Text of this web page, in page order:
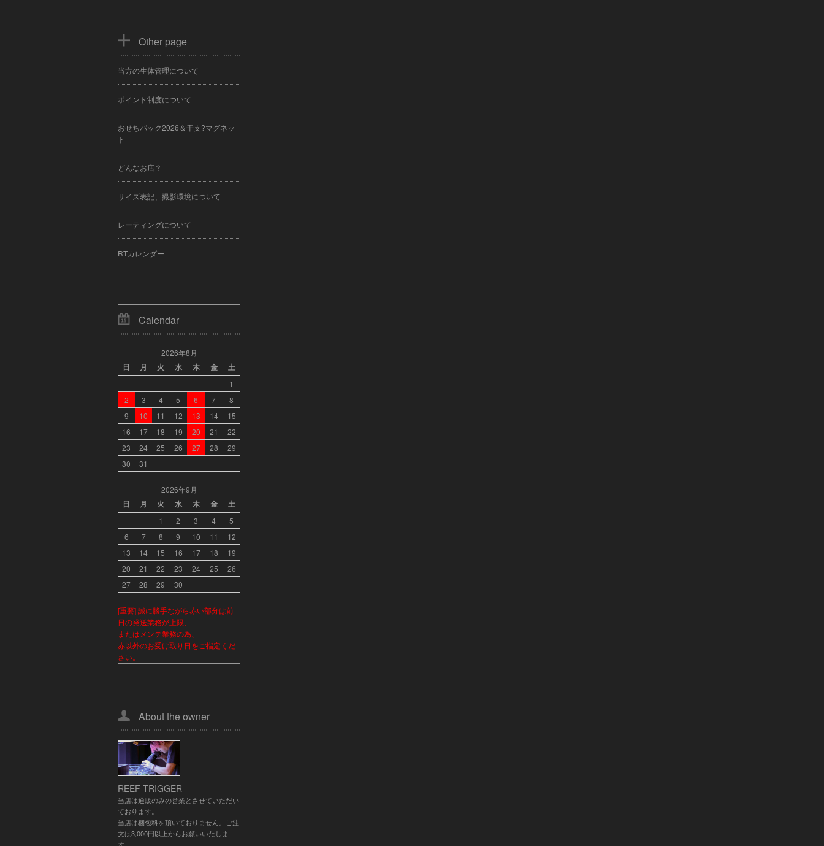
Other page
当方の生体管理について
ポイント制度について
おせちパック2026＆干支?マグネッ
ト
どんなお店？
サイズ表記、撮影環境について
レーティングについて
RTカレンダー
Calendar
2026年8月
日 月 火 水 木 金 土
1
2
3 4 5 6 7
8
9
10 11 12 13 14
15
16
17 18 19 20 21
22
23
24 25 26 27 28
29
30
31
2026年9月
日 月 火 水 木 金 土
1 2 3 4
5
6
7 8 9 10 11
12
13
14 15 16 17 18
19
20
21 22 23 24 25
26
27
28 29 30
[重要] 誠に勝手ながら赤い部分は前
日の発送業務が上限、
またはメンテ業務の為、
赤以外のお受け取り日をご指定くだ
さい。
About the owner
REEF-TRIGGER
当店は通販のみの営業とさせていただい
ております。
当店は梱包料を頂いておりません。ご注
文は3,000円以上からお願いいたしま